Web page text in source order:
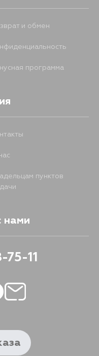
и обмен
программа
пунктов
нами
75-11